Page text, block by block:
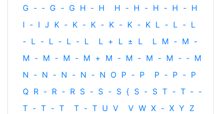
G - ‐ G - G H ‐ H H - H - H - H - H
I - I J K - K - K - K - K - K L - L - L
- L - L - L - L L + L ± L L M - M -
M - M - M - M + M - M - M - M - ‐ M
N - N - N - N - N O P - P P - P - P
Q R - R - R S - S - S { S - S T - T ‐ -
T - T - T T - T U V V W X - X Y Z